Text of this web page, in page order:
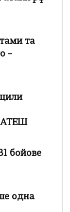
та
–
АТЕШ
бойове
одна